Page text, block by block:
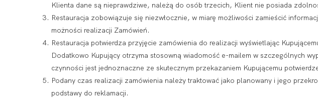
Klienta dane są nieprawdziwe, należą do osób trzecich, Klient nie posiada
Restauracja zobowiązuje się niezwłocznie, w miarę możliwości zamieścić
możności realizacji Zamówień.
Restauracja potwierdza przyjęcie zamówienia do realizacji wyświetlając
Dodatkowo Kupujący otrzyma stosowną wiadomość e-mailem w szczególnych
czynności jest jednoznaczne ze skutecznym przekazaniem Kupującemu
Podany czas realizacji zamówienia należy traktować jako planowany i jego
podstawy do reklamacji.